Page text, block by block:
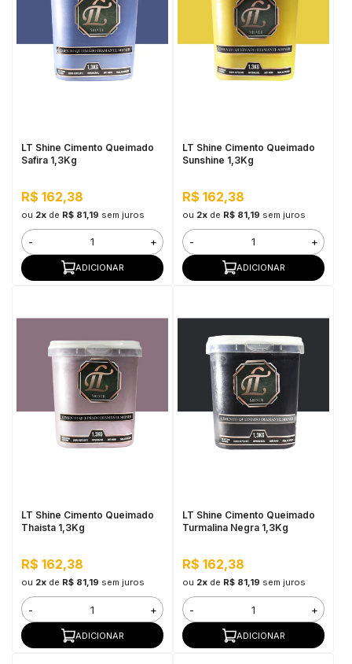
LT Shine Cimento Queimado
Safira 1,3Kg
R$ 162,38
ou 2xde R$ 81,19 sem juros
- +
ADICIONAR
LT Shine Cimento Queimado
Sunshine 1,3Kg
R$ 162,38
ou 2xde R$ 81,19 sem juros
- +
ADICIONAR
LT Shine Cimento Queimado
Thaista 1,3Kg
R$ 162,38
ou 2xde R$ 81,19 sem juros
- +
ADICIONAR
LT Shine Cimento Queimado
Turmalina Negra 1,3Kg
R$ 162,38
ou 2xde R$ 81,19 sem juros
- +
ADICIONAR